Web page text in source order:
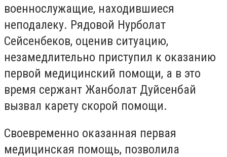
военнослужащие, находившиеся
неподалеку. Рядовой Нурболат
Сейсенбеков, оценив ситуацию,
незамедлительно приступил к оказанию
первой медицинский помощи, а в это
время сержант Жанболат Дуйсенбай
вызвал карету скорой помощи.
Своевременно оказанная первая
медицинская помощь, позволила